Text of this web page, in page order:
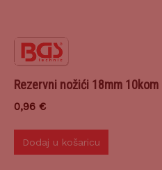
Rezervni nožići 18mm 10kom
0,96 €
Dodaj u košaricu